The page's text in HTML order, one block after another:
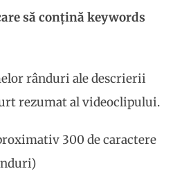
să conțină keywords
rânduri ale descrierii
rezumat al videoclipului.
300 de caractere